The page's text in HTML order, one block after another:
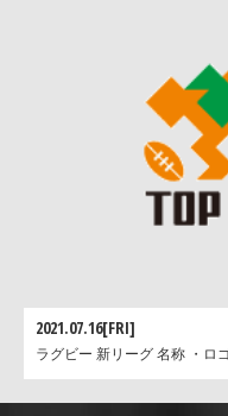
2021.07.16[FRI]
ラグビー 新リーグ 名称 ・ロ